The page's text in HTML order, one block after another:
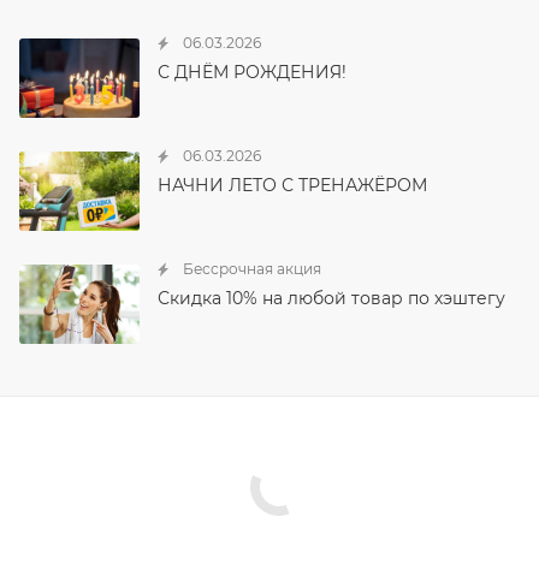
06.03.2026
С ДНЁМ РОЖДЕНИЯ!
06.03.2026
НАЧНИ ЛЕТО С ТРЕНАЖЁРОМ
Бессрочная акция
Скидка 10% на любой товар по хэштегу